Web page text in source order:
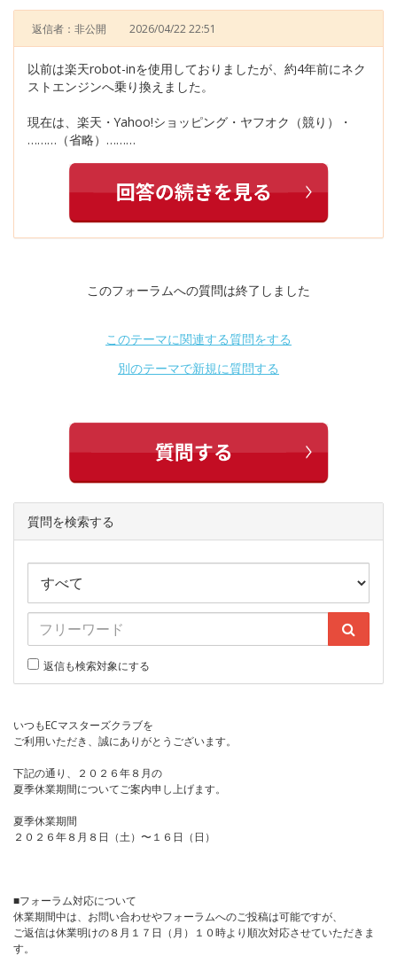
返信者：非公開 2026/04/22 22:51
以前は楽天robot-inを使用しておりましたが、約4年前にネク
ストエンジンへ乗り換えました。
現在は、楽天・Yahoo!ショッピング・ヤフオク（競り）・
………（省略）………
このフォーラムへの質問は終了しました
このテーマに関連する質問をする
別のテーマで新規に質問する
質問を検索する
返信も検索対象にする
いつもECマスターズクラブを
ご利用いただき、誠にありがとうございます。
下記の通り、２０２６年８月の
夏季休業期間についてご案内申し上げます。
夏季休業期間
２０２６年８月８日（土）〜１６日（日）
■フォーラム対応について
休業期間中は、お問い合わせやフォーラムへのご投稿は可能ですが、
ご返信は休業明けの８月１７日（月）１０時より順次対応させていただきま
す。